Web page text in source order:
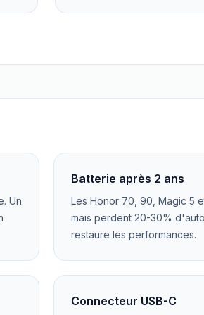
Un
Batterie après 2 ans
Les Honor 70, 90, Magic 5
mais perdent 20-30%
restaure les performances.
Connecteur USB-C